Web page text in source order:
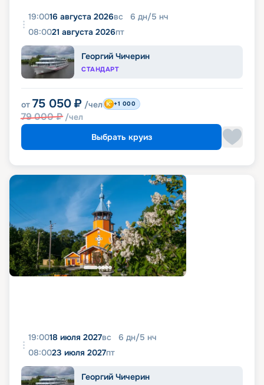
19:0016 августа 2026вс 6 дн/5 нч
08:0021 августа 2026пт
Георгий Чичерин
СТАНДАРТ
от 75 050 ₽ /чел
79 000₽ /чел
+1 000
Выбрать круиз
19:0018 июля 2027вс 6 дн/5 нч
08:0023 июля 2027пт
Георгий Чичерин